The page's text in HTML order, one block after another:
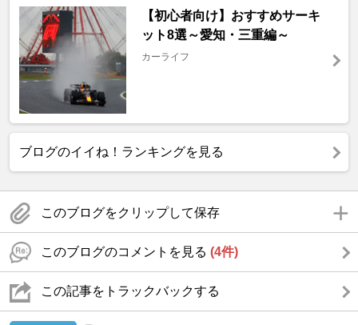
【初心者向け】おすすめサーキ
ット8選～愛知・三重編～
カーライフ
ブログのイイね！ランキングを見る
このブログをクリップして保存
このブログのコメントを見る (4件)
この記事をトラックバックする